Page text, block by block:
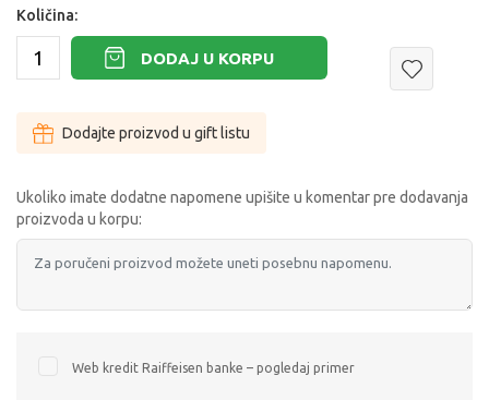
Količina:
DODAJ U KORPU
Dodajte proizvod u gift listu
Ukoliko imate dodatne napomene upišite u komentar pre dodavanja
proizvoda u korpu:
Web kredit Raiffeisen banke – pogledaj primer